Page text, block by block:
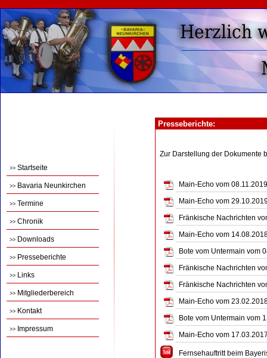
>> Startseite
>> Bavaria Neunkirchen
>> Termine
>> Chronik
>> Downloads
>> Presseberichte
>> Links
>> Mitgliederbereich
>> Kontakt
>> Impressum
Presseberichte:
Zur Darstellung der Dokumente
Main-Echo vom
Main-Echo vom
Fränkische Nachrichten
Main-Echo vom
Bote vom Untermain vom
Fränkische Nachrichten
Fränkische Nachrichten
Main-Echo vom
Bote vom Untermain vom
Main-Echo vom
Fernsehauftritt beim